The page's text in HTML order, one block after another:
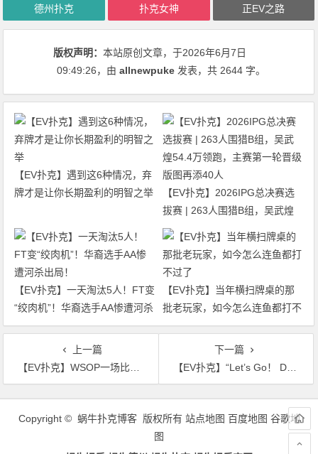
德州扑克 扑克女神 正EV之路
版权声明：本站原创文章，于2026年6月7日
09:49:26，由allnewpuke 发表，共 2644 字。
【EV扑克】遇到这6种情况，弃
牌才是让你长期盈利的明智之举
【EV扑克】2026IPG总决赛选
拔赛 | 263人围猎B组，吴武煌
54.4万领跑，主赛第一轮晋级版
【EV扑克】一天淘汰5人！FT变
“绞肉机”！华裔选手AA惨遭河杀
出局！
【EV扑克】当年横扫牌桌的那
批老玩家，如今怎么连鱼都打不
过了
上一篇
【EV扑克】WSOP一场比赛两大名场面：发牌错误送走短码，Isildur1诈唬成功却主动弃牌
下一篇
【EV扑克】“Let’s Go！ Dong Chen！”从1美元奇迹到4美元截胡：丹牛为何非抢到陈东不可？
文
Copyright © 蜗牛扑克博客 版权所有 站点地图 百度地图 谷歌地
图